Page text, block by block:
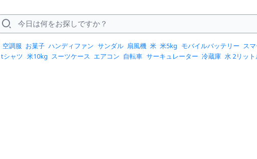
空調服 お菓子 ハンディファン サンダル 扇風機 米 米5kg モバイルバッテリー ス
tシャツ 米10kg スーツケース エアコン 自転車 サーキュレーター 冷蔵庫 水 2リッ